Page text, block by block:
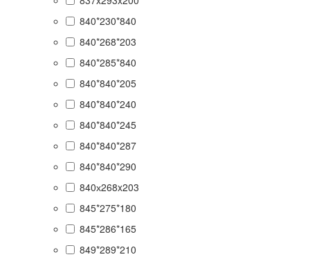
840*230*840
840*268*203
840*285*840
840*840*205
840*840*240
840*840*245
840*840*287
840*840*290
840х268x203
845*275*180
845*286*165
849*289*210